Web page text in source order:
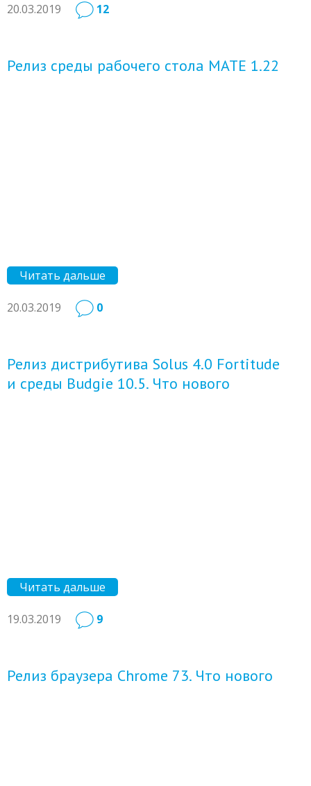
20.03.2019 12
Релиз среды рабочего стола MATE 1.22
Читать дальше
20.03.2019 0
Релиз дистрибутива Solus 4.0 Fortitude
и среды Budgie 10.5. Что нового
Читать дальше
19.03.2019 9
Релиз браузера Chrome 73. Что нового